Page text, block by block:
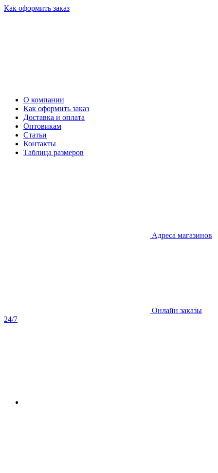
Как оформить заказ
О компании
Как оформить заказ
Доставка и оплата
Оптовикам
Статьи
Контакты
Таблица размеров
Адреса магазинов
Онлайн заказы
24/7